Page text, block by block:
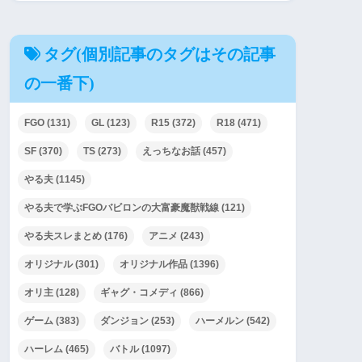
タグ(個別記事のタグはその記事
の一番下)
FGO (131) GL (123) R15 (372) R18 (471)
SF (370) TS (273) えっちなお話 (457)
やる夫 (1145)
やる夫で学ぶFGOバビロンの大富豪魔獣戦線 (121)
やる夫スレまとめ (176) アニメ (243)
オリジナル(301) オリジナル作品 (1396)
オリ主 (128) ギャグ・コメディ (866)
ゲーム (383) ダンジョン (253) ハーメルン (542)
ハーレム (465) バトル(1097)